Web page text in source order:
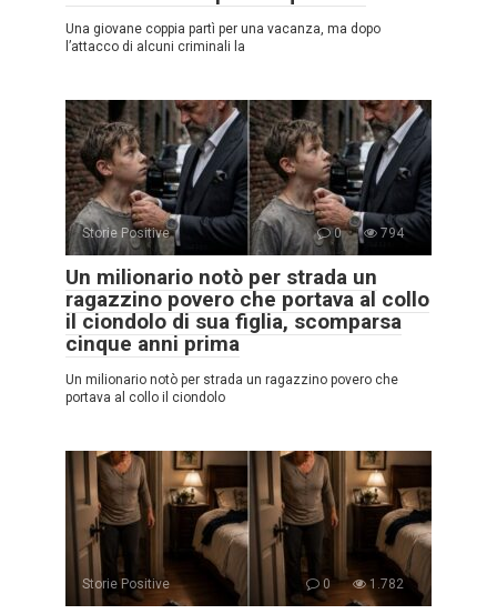
Una giovane coppia partì per una vacanza, ma dopo
l’attacco di alcuni criminali la
Storie Positive 0 794
Un milionario notò per strada un
ragazzino povero che portava al collo
il ciondolo di sua figlia, scomparsa
cinque anni prima
Un milionario notò per strada un ragazzino povero che
portava al collo il ciondolo
Storie Positive 0 1.782